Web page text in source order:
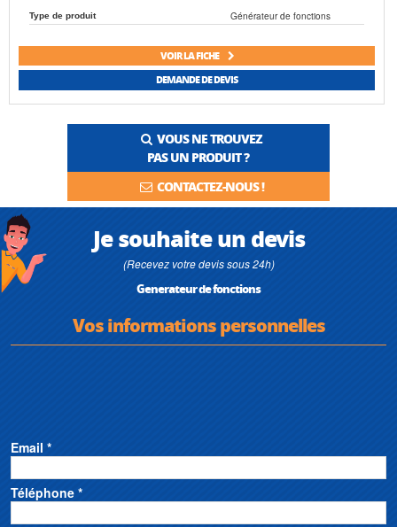
Type de produit Générateur de fonctions
VOIR LA FICHE
DEMANDE DE DEVIS
VOUS NE TROUVEZ
PAS UN PRODUIT ?
CONTACTEZ-NOUS !
Je souhaite un devis
(Recevez votre devis sous 24h)
Generateur de fonctions
Vos informations personnelles
Email *
Téléphone *